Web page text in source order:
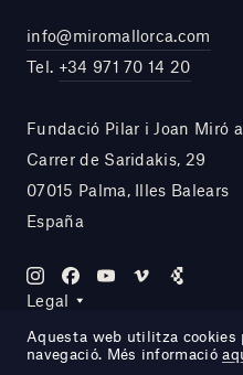
info@miromallorca.com
Tel. +34 971 70 14 20
Fundació Pilar i Joan Miró
Carrer de Saridakis, 29
07015 Palma, Illes Balears
España
Legal
Aquesta web utilitza cookies
navegació. Més informació